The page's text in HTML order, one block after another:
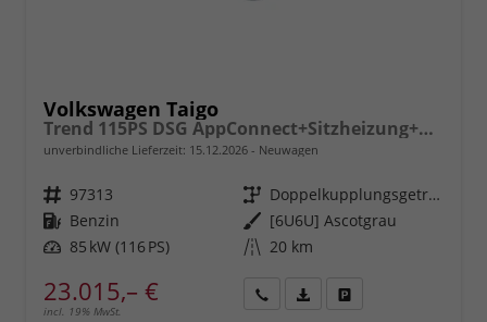
Volkswagen Taigo
Trend 115PS DSG AppConnect+Sitzheizung+PDC+Alu16+LED+DAB+FrontAssist
unverbindliche Lieferzeit: 15.12.2026 Neuwagen
Fahrzeugnr. 97313 Getriebe
Doppelkupplungsgetriebe (DSG)
Kraftstoff Benzin Außenfarbe [6U6U] Ascotgrau
Leistung 85 kW (116 PS) Kilometerstand 20 km
23.015,– €
incl. 19% MwSt.